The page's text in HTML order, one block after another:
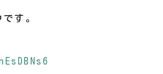
す。